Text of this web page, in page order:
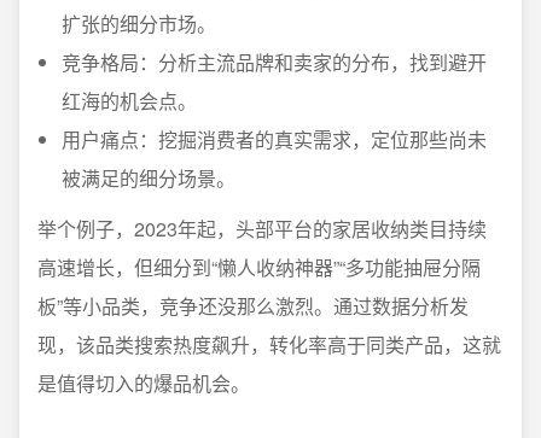
扩张的细分市场。
竞争格局：分析主流品牌和卖家的分布，找到避开
红海的机会点。
用户痛点：挖掘消费者的真实需求，定位那些尚未
被满足的细分场景。
举个例子，2023年起，头部平台的家居收纳类目持续
高速增长，但细分到“懒人收纳神器”“多功能抽屉分隔
板”等小品类，竞争还没那么激烈。通过数据分析发
现，该品类搜索热度飙升，转化率高于同类产品，这就
是值得切入的爆品机会。